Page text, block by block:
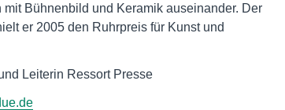
Bühnenbild und Keramik auseinander. Der
er 2005 den Ruhrpreis für Kunst und
Leiterin Ressort Presse